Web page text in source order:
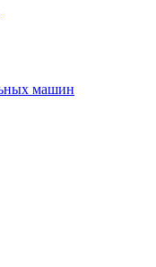
машин